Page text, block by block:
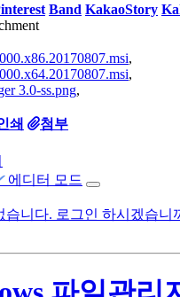
Band KakaoStory
,
,
3.0-ss.png,
쇄
첨부
에디터 모드
습니다. 로그인 하시겠습니